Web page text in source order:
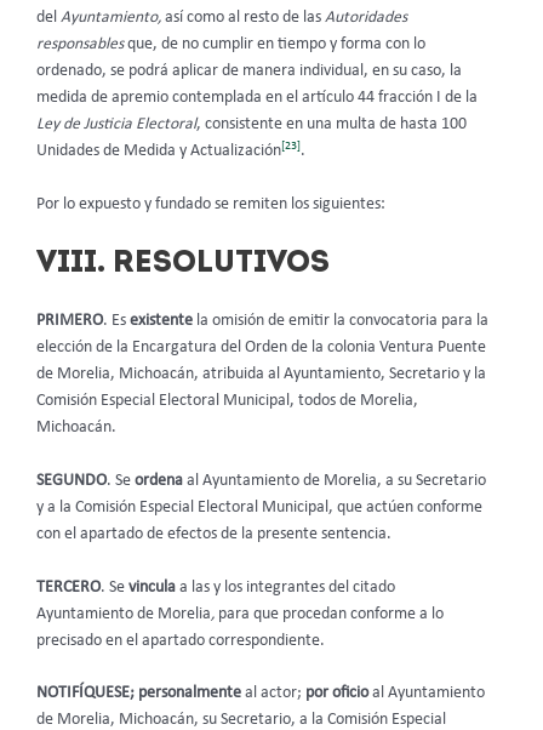
del Ayuntamiento, así como al resto de las Autoridades
responsablesque, de no cumplir en tiempo y forma con lo
ordenado, se podrá aplicar de manera individual, en su caso, la
medida de apremio contemplada en el artículo 44 fracción I de la
Ley de Justicia Electoral, consistente en una multa de hasta 100
Unidades de Medida y Actualización[23].
Por lo expuesto y fundado se remiten los siguientes:
VIII. RESOLUTIVOS
PRIMERO. Es existente la omisión de emitir la convocatoria para la
elección de la Encargatura del Orden de la colonia Ventura Puente
de Morelia, Michoacán, atribuida al Ayuntamiento, Secretario y la
Comisión Especial Electoral Municipal, todos de Morelia,
Michoacán.
SEGUNDO. Se ordena al Ayuntamiento de Morelia, a su Secretario
y a la Comisión Especial Electoral Municipal, que actúen conforme
con el apartado de efectos de la presente sentencia.
TERCERO. Se vincula a las y los integrantes del citado
Ayuntamiento de Morelia, para que procedan conforme a lo
precisado en el apartado correspondiente.
NOTIFÍQUESE; personalmente al actor; por oficioal Ayuntamiento
de Morelia, Michoacán, su Secretario, a la Comisión Especial